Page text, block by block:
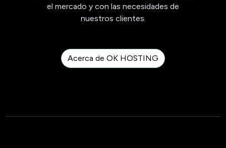
el mercado y con las necesidades de
nuestros clientes.
Acerca de OK HOSTING